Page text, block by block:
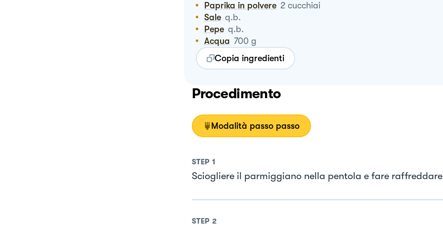
Paprika in polvere 2 cucchiai
Sale q.b.
Pepe q.b.
Acqua 700 g
Copia ingredienti
Procedimento
Modalità passo passo
STEP 1
Sciogliere il parmiggiano nella pentola e fare raffreddare
STEP 2